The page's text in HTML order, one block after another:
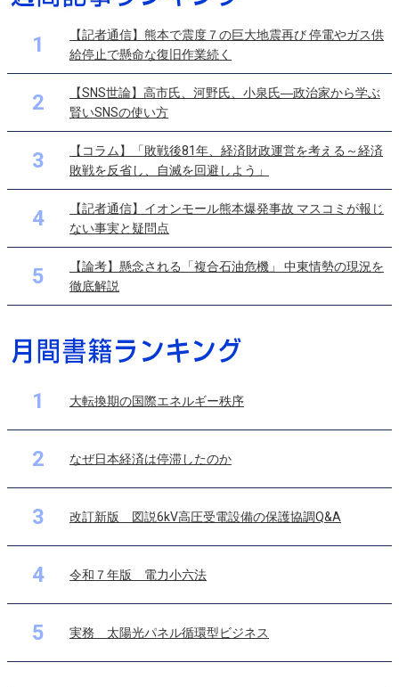
1
【記者通信】熊本で震度７の巨大地震再び 停電やガス供
給停止で懸命な復旧作業続く
2
【SNS世論】高市氏、河野氏、小泉氏―政治家から学ぶ
賢いSNSの使い方
3
【コラム】「敗戦後81年、経済財政運営を考える～経済
敗戦を反省し、自滅を回避しよう」
4
【記者通信】イオンモール熊本爆発事故 マスコミが報じ
ない事実と疑問点
5
【論考】懸念される「複合石油危機」 中東情勢の現況を
徹底解説
1 大転換期の国際エネルギー秩序
2 なぜ日本経済は停滞したのか
3 改訂新版 図説6kV高圧受電設備の保護協調Q&A
4 令和７年版 電力小六法
5 実務 太陽光パネル循環型ビジネス